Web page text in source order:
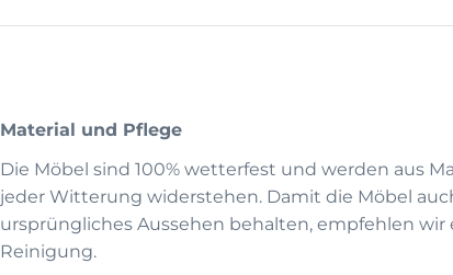
Material und Pflege
Die Möbel sind 100% wetterfest und werden aus
jeder Witterung widerstehen. Damit die Möbel
ursprüngliches Aussehen behalten, empfehlen wir
Reinigung.